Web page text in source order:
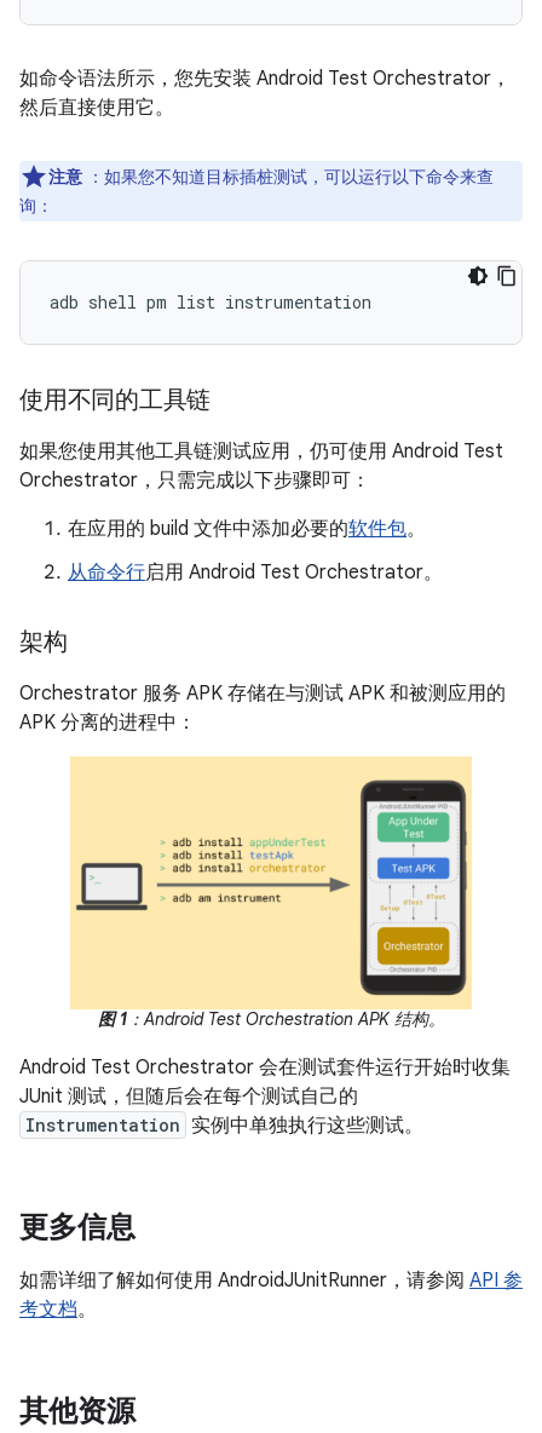
如命令语法所示，您先安装 Android Test Orchestrator，
然后直接使用它。
注意 ：如果您不知道目标插桩测试，可以运行以下命令来查
询 ：
使用不同的工具链
如果您使用其他工具链测试应用，仍可使用 Android Test
Orchestrator，只需完成以下步骤即可：
在应用的 build 文件中添加必要的软件包。
从命令行启用 Android Test Orchestrator。
架构
Orchestrator 服务 APK 存储在与测试 APK 和被测应用的
APK 分离的进程中：
图 1：Android Test Orchestration APK 结构。
Android Test Orchestrator 会在测试套件运行开始时收集
JUnit 测试，但随后会在每个测试自己的
Instrumentation 实例中单独执行这些测试。
更多信息
如需详细了解如何使用 AndroidJUnitRunner，请参阅 API 参
考文档。
其他资源